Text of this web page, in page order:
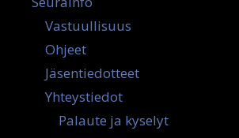
Vastuullisuus
Ohjeet
Jäsentiedotteet
Yhteystiedot
Palaute ja kyselyt